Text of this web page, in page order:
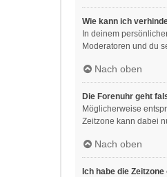
Wie kann ich
In deinem
Moderatoren und du
Nach oben
Die Forenuhr geht
Möglicherweise
Zeitzone kann dabei
Nach oben
Ich habe die